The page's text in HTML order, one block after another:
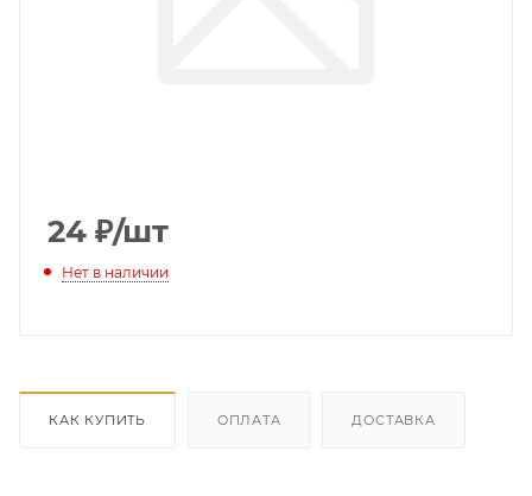
24 ₽/шт
Нет в наличии
КАК КУПИТЬ ОПЛАТА ДОСТАВКА